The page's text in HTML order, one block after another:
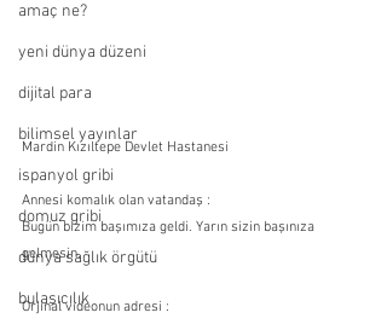
amaç ne?
yeni dünya düzeni
dijital para
bilimsel yayınlar
ispanyol gribi
domuz gribi
dünya sağlık örgütü
bulaşıcılık
Mardin Kızıltepe Devlet Hastanesi
Annesi komalık olan vatandaş :
Bugün bizim başımıza geldi. Yarın sizin başınıza
gelmesin.
Orjinal videonun adresi :